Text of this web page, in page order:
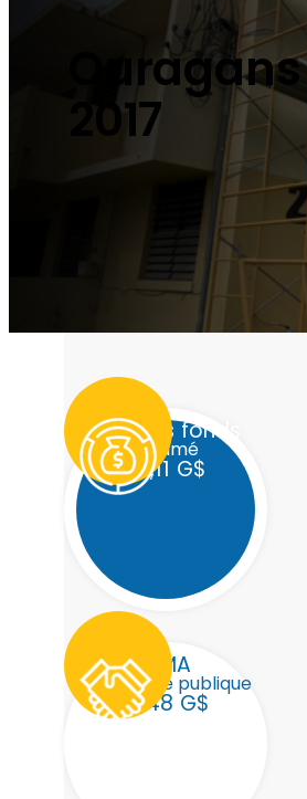
2017
Tous les fonds
résumé
25,11 G$
FEMA
Assistance publique
21,48 G$